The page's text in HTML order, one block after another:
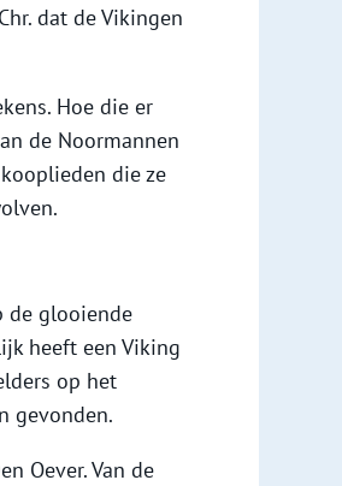
dat de Vikingen
Hoe die er
de Noormannen
die ze
de glooiende
heeft een Viking
op het
gevonden.
Oever. Van de